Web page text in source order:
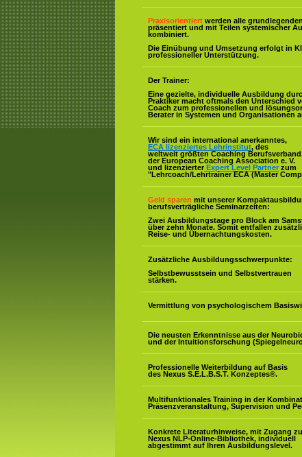
Praxisorientiert werden alle
präsentiert und mit Teilen systemischer
kombiniert.
Die Einübung und Umsetzung erfolgt in
professioneller Unterstützung.
Der Trainer:
Eine gezielte, individuelle Ausbildung
Praktiker macht oftmals den Unterschied
Coach zum professionellen und
Berater in Systemen und Organisationen
Wir sind ein international anerkanntes,
ECA lizenziertes Lehrinstitut, des
weltweit größten Coaching
der European Coaching Association e. V.
und lizenzierter Expert Level Partner zum
"Lehrcoach/Lehrtrainer ECA (Master
Geld sparen mit unserer
berufsverträgliche Seminarzeiten:
Zwei Ausbildungstage pro Block am
über zehn Monate. Somit entfallen
Reise- und Übernachtungskosten.
Zusätzliche Ausbildungsschwerpunkte:
Selbstbewusstsein und Selbstvertrauen
stärken.
Vermittlung von psychologischem
Die neusten Erkenntnisse aus der
und der Intuitionsforschung
Professionelle Weiterbildung auf Basis
des Nexus S.E.L.B.S.T. Konzeptes®.
Multifunktionales Training in der
Präsenzveranstaltung, Supervision und
Konkrete Literaturhinweise, mit Zugang
Nexus NLP-Online-Bibliothek, individuell
abgestimmt auf Ihren Ausbildungslevel.